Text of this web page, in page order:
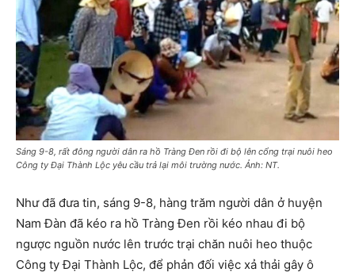
Sáng 9-8, rất đông người dân ra hồ Tràng Đen rồi đi bộ lên cổng trại nuôi heo
Công ty Đại Thành Lộc yêu cầu trả lại môi trường nước. Ảnh: NT.
Như đã đưa tin, sáng 9-8, hàng trăm người dân ở huyện
Nam Đàn đã kéo ra hồ Tràng Đen rồi kéo nhau đi bộ
ngược nguồn nước lên trước trại chăn nuôi heo thuộc
Công ty Đại Thành Lộc, để phản đối việc xả thải gây ô